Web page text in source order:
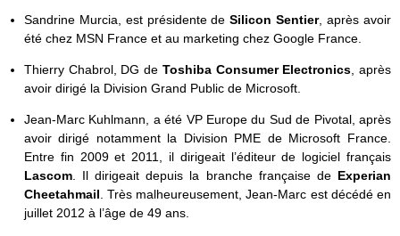
Sandrine Murcia, est présidente deSilicon Sentier, après avoir
été chez MSN France et au marketing chez Google France.
Thierry Chabrol, DG de Toshiba Consumer Electronics, après
avoir dirigé la Division Grand Public de Microsoft.
Jean-Marc Kuhlmann, a été VP Europe du Sud de Pivotal, après
avoir dirigé notamment la Division PME de Microsoft France.
Entre fin 2009 et 2011, il dirigeait l’éditeur de logiciel français
Lascom. Il dirigeait depuis la branche française de Experian
Cheetahmail. Très malheureusement, Jean-Marc est décédé en
juillet 2012 à l’âge de 49 ans.